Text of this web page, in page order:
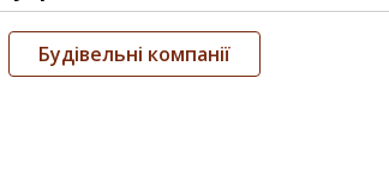
Будівельні компанії